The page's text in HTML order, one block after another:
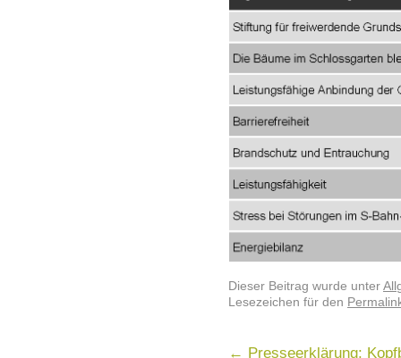
Dieser Beitrag wurde unter
Lesezeichen für den
← Presseerklärung: